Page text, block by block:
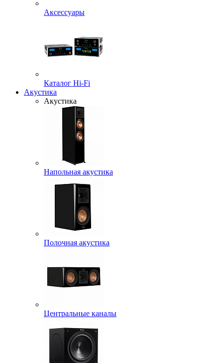
Аксессуары
Каталог Hi-Fi
Акустика
Акустика
Напольная акустика
Полочная акустика
Центральные каналы